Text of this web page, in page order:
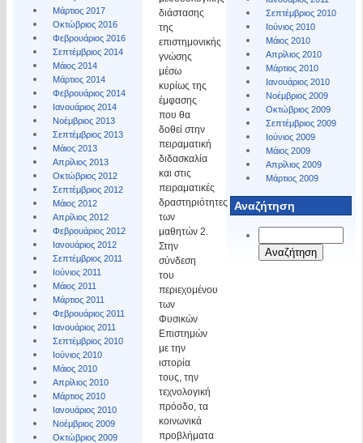
Μάρτιος 2017
Οκτώβριος 2016
Φεβρουάριος 2016
Σεπτέμβριος 2014
Μάιος 2014
Μάρτιος 2014
Φεβρουάριος 2014
Ιανουάριος 2014
Νοέμβριος 2013
Σεπτέμβριος 2013
Μάιος 2013
Απρίλιος 2013
Οκτώβριος 2012
Σεπτέμβριος 2012
Μάιος 2012
Απρίλιος 2012
Φεβρουάριος 2012
Ιανουάριος 2012
Σεπτέμβριος 2011
Ιούνιος 2011
Μάιος 2011
Μάρτιος 2011
Φεβρουάριος 2011
Ιανουάριος 2011
Σεπτέμβριος 2010
Ιούνιος 2010
Μάιος 2010
Απρίλιος 2010
Μάρτιος 2010
Ιανουάριος 2010
Νοέμβριος 2009
Οκτώβριος 2009
Σεπτέμβριος 2010
Ιούνιος 2010
Μάιος 2010
Απρίλιος 2010
Μάρτιος 2010
Ιανουάριος 2010
Νοέμβριος 2009
Οκτώβριος 2009
Σεπτέμβριος 2009
Ιούνιος 2009
Μάιος 2009
Απρίλιος 2009
Μάρτιος 2009
Αναζήτηση
διάστασης
της
επιστημονικής
γνώσης
μέσω
κυρίως της
έμφασης
που θα
δοθεί στην
πειραματική
διδασκαλία
και στις
πειραματικές
δραστηριότητες
των
μαθητών 2.
Στην
σύνδεση
του
περιεχομένου
των
Φυσικών
Επιστημών
με την
ιστορία
τους, την
τεχνολογική
πρόοδο, τα
κοινωνικά
προβλήματα